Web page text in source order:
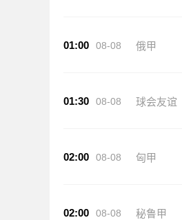
01:00 08-08 俄甲
01:30 08-08 球会友谊
02:00 08-08 匈甲
02:00 08-08 秘鲁甲